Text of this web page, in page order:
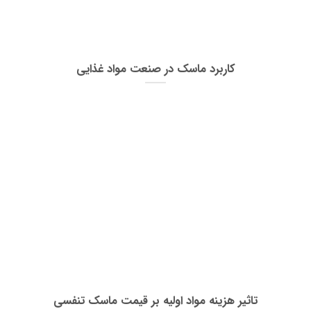
کاربرد ماسک در صنعت مواد غذایی
تاثیر هزینه‌ مواد اولیه بر قیمت ماسک تنفسی